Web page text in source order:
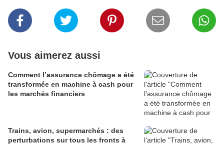
Vous aimerez aussi
Comment l’assurance chômage a été
transformée en machine à cash pour
les marchés financiers
Trains, avion, supermarchés : des
perturbations sur tous les fronts à